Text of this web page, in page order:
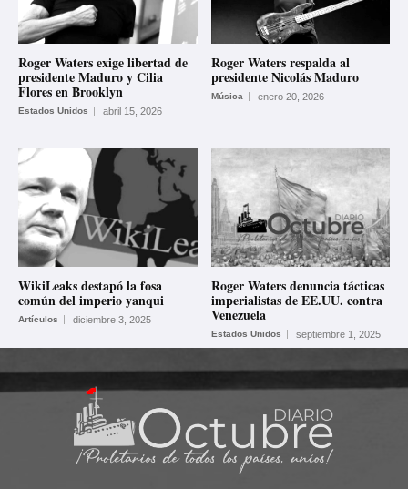
Roger Waters exige libertad de
presidente Maduro y Cilia
Flores en Brooklyn
Estados Unidos abril 15, 2026
Roger Waters respalda al
presidente Nicolás Maduro
Música enero 20, 2026
WikiLeaks destapó la fosa
común del imperio yanqui
Artículos diciembre 3, 2025
Roger Waters denuncia tácticas
imperialistas de EE.UU. contra
Venezuela
Estados Unidos septiembre 1, 2025